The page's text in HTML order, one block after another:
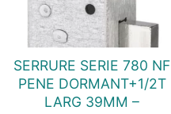
SERRURE SERIE 780 NF
PENE DORMANT+1/2T
LARG 39MM –